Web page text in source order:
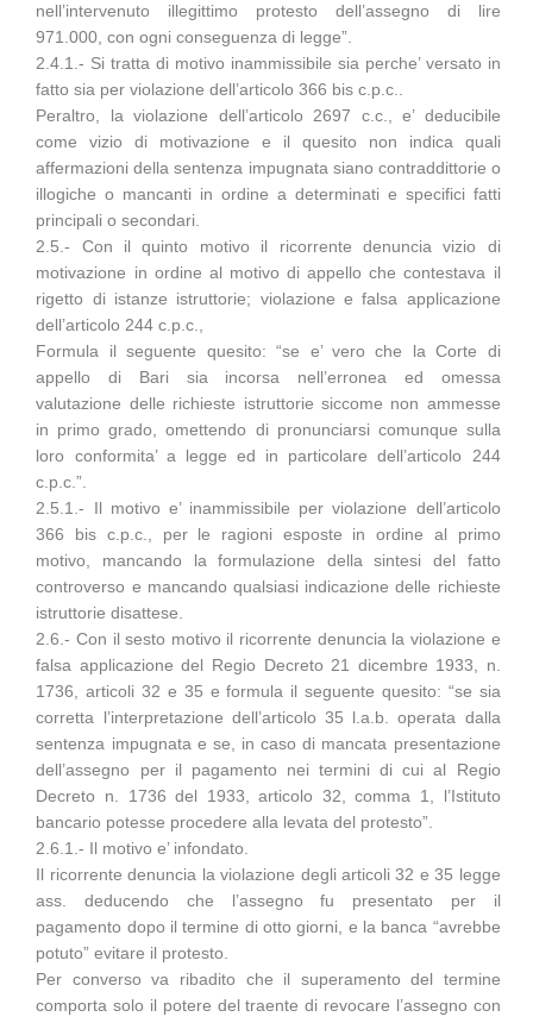
nell’intervenuto illegittimo protesto dell’assegno di lire
971.000, con ogni conseguenza di legge”.
2.4.1.- Si tratta di motivo inammissibile sia perche’ versato in
fatto sia per violazione dell’articolo 366 bis c.p.c..
Peraltro, la violazione dell’articolo 2697 c.c., e’ deducibile
come vizio di motivazione e il quesito non indica quali
affermazioni della sentenza impugnata siano contraddittorie o
illogiche o mancanti in ordine a determinati e specifici fatti
principali o secondari.
2.5.- Con il quinto motivo il ricorrente denuncia vizio di
motivazione in ordine al motivo di appello che contestava il
rigetto di istanze istruttorie; violazione e falsa applicazione
dell’articolo 244 c.p.c.,
Formula il seguente quesito: “se e’ vero che la Corte di
appello di Bari sia incorsa nell’erronea ed omessa
valutazione delle richieste istruttorie siccome non ammesse
in primo grado, omettendo di pronunciarsi comunque sulla
loro conformita’ a legge ed in particolare dell’articolo 244
c.p.c.”.
2.5.1.- Il motivo e’ inammissibile per violazione dell’articolo
366 bis c.p.c., per le ragioni esposte in ordine al primo
motivo, mancando la formulazione della sintesi del fatto
controverso e mancando qualsiasi indicazione delle richieste
istruttorie disattese.
2.6.- Con il sesto motivo il ricorrente denuncia la violazione e
falsa applicazione del Regio Decreto 21 dicembre 1933, n.
1736, articoli 32 e 35 e formula il seguente quesito: “se sia
corretta l’interpretazione dell’articolo 35 l.a.b. operata dalla
sentenza impugnata e se, in caso di mancata presentazione
dell’assegno per il pagamento nei termini di cui al Regio
Decreto n. 1736 del 1933, articolo 32, comma 1, l’Istituto
bancario potesse procedere alla levata del protesto”.
2.6.1.- Il motivo e’ infondato.
Il ricorrente denuncia la violazione degli articoli 32 e 35 legge
ass. deducendo che l’assegno fu presentato per il
pagamento dopo il termine di otto giorni, e la banca “avrebbe
potuto” evitare il protesto.
Per converso va ribadito che il superamento del termine
comporta solo il potere del traente di revocare l’assegno con